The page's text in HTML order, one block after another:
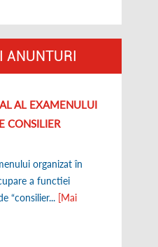
ANUNTURI
AL EXAMENULUI
CONSILIER
organizat în
a functiei
“consilier... [Mai